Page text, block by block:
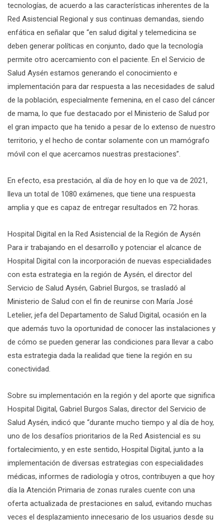
tecnologías, de acuerdo a las características inherentes de la
Red Asistencial Regional y sus continuas demandas, siendo
enfática en señalar que “en salud digital y telemedicina se
deben generar políticas en conjunto, dado que la tecnología
permite otro acercamiento con el paciente. En el Servicio de
Salud Aysén estamos generando el conocimiento e
implementación para dar respuesta a las necesidades de salud
de la población, especialmente femenina, en el caso del cáncer
de mama, lo que fue destacado por el Ministerio de Salud por
el gran impacto que ha tenido a pesar de lo extenso de nuestro
territorio, y el hecho de contar solamente con un mamógrafo
móvil con el que acercamos nuestras prestaciones”.
En efecto, esa prestación, al día de hoy en lo que va de 2021,
lleva un total de 1080 exámenes, que tiene una respuesta
amplia y que es capaz de entregar resultados en 72 horas.
Hospital Digital en la Red Asistencial de la Región de Aysén
Para ir trabajando en el desarrollo y potenciar el alcance de
Hospital Digital con la incorporación de nuevas especialidades
con esta estrategia en la región de Aysén, el director del
Servicio de Salud Aysén, Gabriel Burgos, se trasladó al
Ministerio de Salud con el fin de reunirse con María José
Letelier, jefa del Departamento de Salud Digital, ocasión en la
que además tuvo la oportunidad de conocer las instalaciones y
de cómo se pueden generar las condiciones para llevar a cabo
esta estrategia dada la realidad que tiene la región en su
conectividad.
Sobre su implementación en la región y del aporte que significa
Hospital Digital, Gabriel Burgos Salas, director del Servicio de
Salud Aysén, indicó que “durante mucho tiempo y al día de hoy,
uno de los desafíos prioritarios de la Red Asistencial es su
fortalecimiento, y en este sentido, Hospital Digital, junto a la
implementación de diversas estrategias con especialidades
médicas, informes de radiología y otros, contribuyen a que hoy
día la Atención Primaria de zonas rurales cuente con una
oferta actualizada de prestaciones en salud, evitando muchas
veces el desplazamiento innecesario de los usuarios desde su